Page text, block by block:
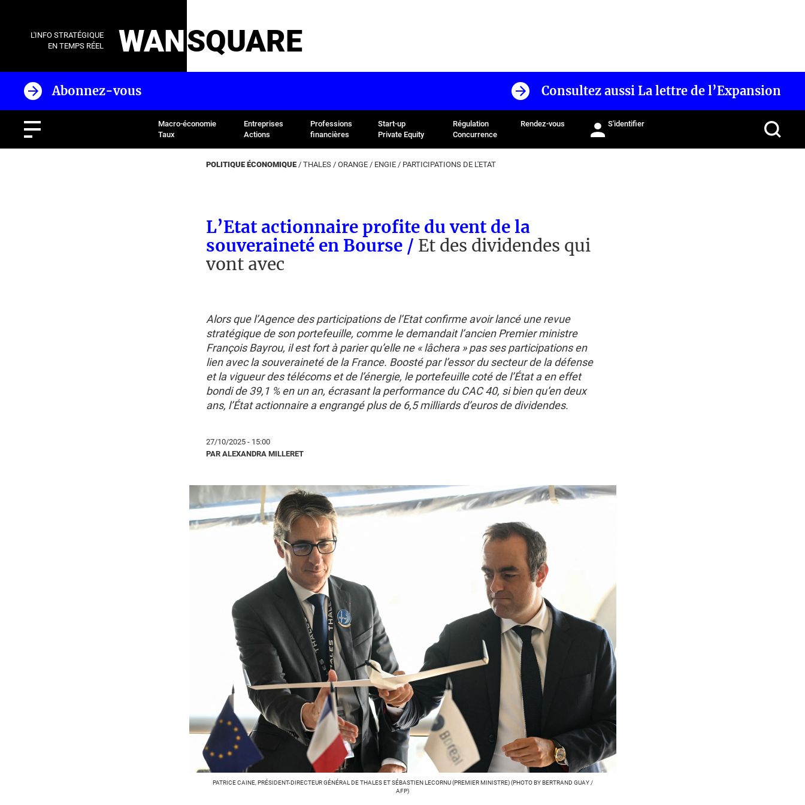
L'INFO STRATÉGIQUE
EN TEMPS RÉEL
WANSQUARE
Abonnez-vous Consultez aussi La lettre de l’Expansion
Macro-économie
Taux
Entreprises
Actions
Professions
financières
Start-up
Private Equity
Régulation
Concurrence
Rendez-vous S'identifier
POLITIQUE ÉCONOMIQUE / THALES / ORANGE / ENGIE / PARTICIPATIONS DE L'ETAT
L’Etat actionnaire profite du vent de la
souveraineté en Bourse / Et des dividendes qui
vont avec
Alors que l’Agence des participations de l’Etat confirme avoir lancé une revue
stratégique de son portefeuille, comme le demandait l’ancien Premier ministre
François Bayrou, il est fort à parier qu’elle ne « lâchera » pas ses participations en
lien avec la souveraineté de la France. Boosté par l’essor du secteur de la défense
et la vigueur des télécoms et de l’énergie, le portefeuille coté de l’État a en effet
bondi de 39,1 % en un an, écrasant la performance du CAC 40, si bien qu’en deux
ans, l’État actionnaire a engrangé plus de 6,5 milliards d’euros de dividendes.
27/10/2025 - 15:00
PAR ALEXANDRA MILLERET
PATRICE CAINE, PRÉSIDENT-DIRECTEUR GÉNÉRAL DE THALES ET SÉBASTIEN LECORNU (PREMIER MINISTRE) (PHOTO BY BERTRAND GUAY /
AFP)